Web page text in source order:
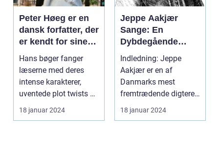
Peter Høeg er en
dansk forfatter, der
er kendt for sine
spændende,
filosofiske og
litterært
komplekse
romaner
Hans bøger fanger
læserne med deres
intense karakterer,
uventede plot twists og
dybdegående
tematikk...
18 januar 2024
Jeppe Aakjær
Sange: En
Dybdegående
Undersøgelse af
Danmarks Mest
Kendte Digter
Indledning: Jeppe
Aakjær er en af
Danmarks mest
fremtrædende digtere
og sangskrivere. Hans
sange har...
18 januar 2024